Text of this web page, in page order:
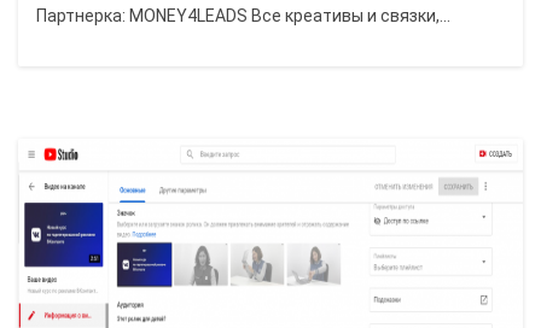
Партнерка: MONEY4LEADS Все креативы и связки,...